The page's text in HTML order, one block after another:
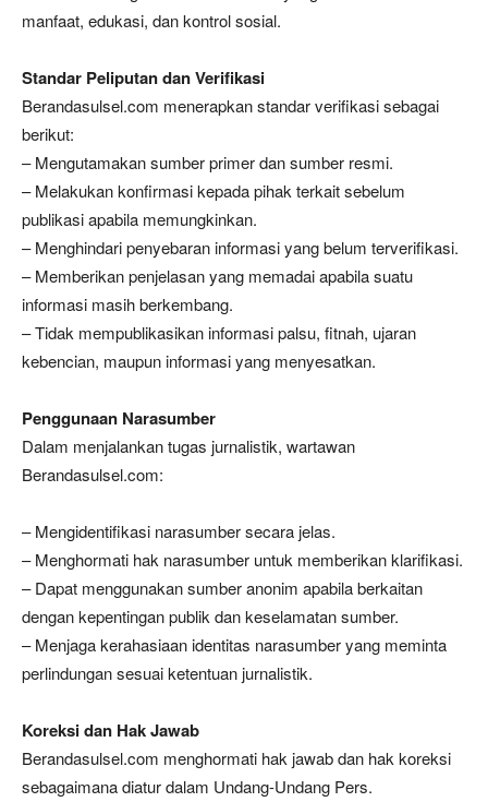
manfaat, edukasi, dan kontrol sosial.
Standar Peliputan dan Verifikasi
Berandasulsel.com menerapkan standar verifikasi sebagai
berikut:
– Mengutamakan sumber primer dan sumber resmi.
– Melakukan konfirmasi kepada pihak terkait sebelum
publikasi apabila memungkinkan.
– Menghindari penyebaran informasi yang belum terverifikasi.
– Memberikan penjelasan yang memadai apabila suatu
informasi masih berkembang.
– Tidak mempublikasikan informasi palsu, fitnah, ujaran
kebencian, maupun informasi yang menyesatkan.
Penggunaan Narasumber
Dalam menjalankan tugas jurnalistik, wartawan
Berandasulsel.com:
– Mengidentifikasi narasumber secara jelas.
– Menghormati hak narasumber untuk memberikan klarifikasi.
– Dapat menggunakan sumber anonim apabila berkaitan
dengan kepentingan publik dan keselamatan sumber.
– Menjaga kerahasiaan identitas narasumber yang meminta
perlindungan sesuai ketentuan jurnalistik.
Koreksi dan Hak Jawab
Berandasulsel.com menghormati hak jawab dan hak koreksi
sebagaimana diatur dalam Undang-Undang Pers.